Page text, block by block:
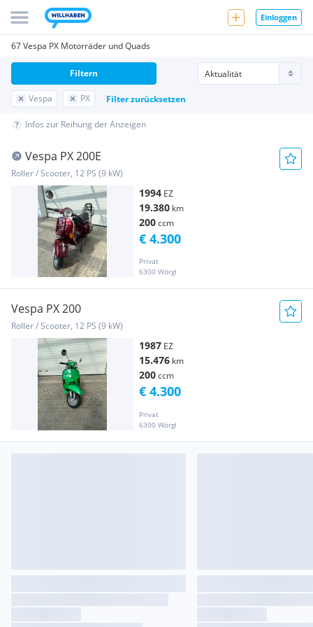
Einloggen
67 Vespa PX Motorräder und Quads
Vespa PX Filter zurücksetzen
Filtern
Infos zur Reihung der Anzeigen
Vespa PX 200E
Roller / Scooter, 12 PS (9 kW)
1994 EZ
19.380 km
200ccm
Privat
6300 Wörgl
€ 4.300
Vespa PX 200
Roller / Scooter, 12 PS (9 kW)
1987 EZ
15.476 km
200ccm
Privat
6300 Wörgl
€ 4.300